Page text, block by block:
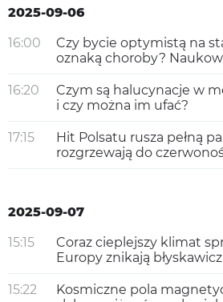
2025-09-06
16:00
Czy bycie optymistą na
oznaką choroby?
16:20
Czym są halucynacje w
i czy można im ufać?
17:15
Hit Polsatu rusza pełną
rozgrzewają do
2025-09-07
15:15
Coraz cieplejszy klimat
Europy znikają
15:22
Kosmiczne pola